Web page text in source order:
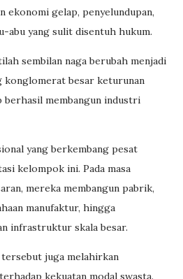
ekonomi gelap, penyelundupan,
abu yang sulit disentuh hukum.
sembilan naga berubah menjadi
konglomerat besar keturunan
berhasil membangun industri
yang berkembang pesat
kelompok ini. Pada masa
mereka membangun pabrik,
manufaktur, hingga
infrastruktur skala besar.
juga melahirkan
kekuatan modal swasta.